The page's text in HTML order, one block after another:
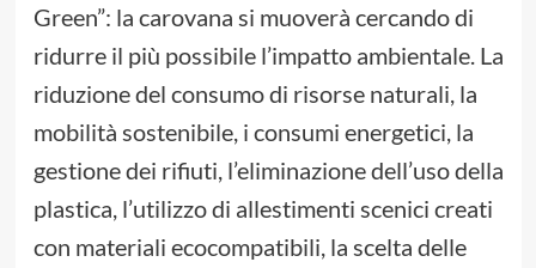
Green”: la carovana si muoverà cercando di
ridurre il più possibile l’impatto ambientale. La
riduzione del consumo di risorse naturali, la
mobilità sostenibile, i consumi energetici, la
gestione dei rifiuti, l’eliminazione dell’uso della
plastica, l’utilizzo di allestimenti scenici creati
con materiali ecocompatibili, la scelta delle